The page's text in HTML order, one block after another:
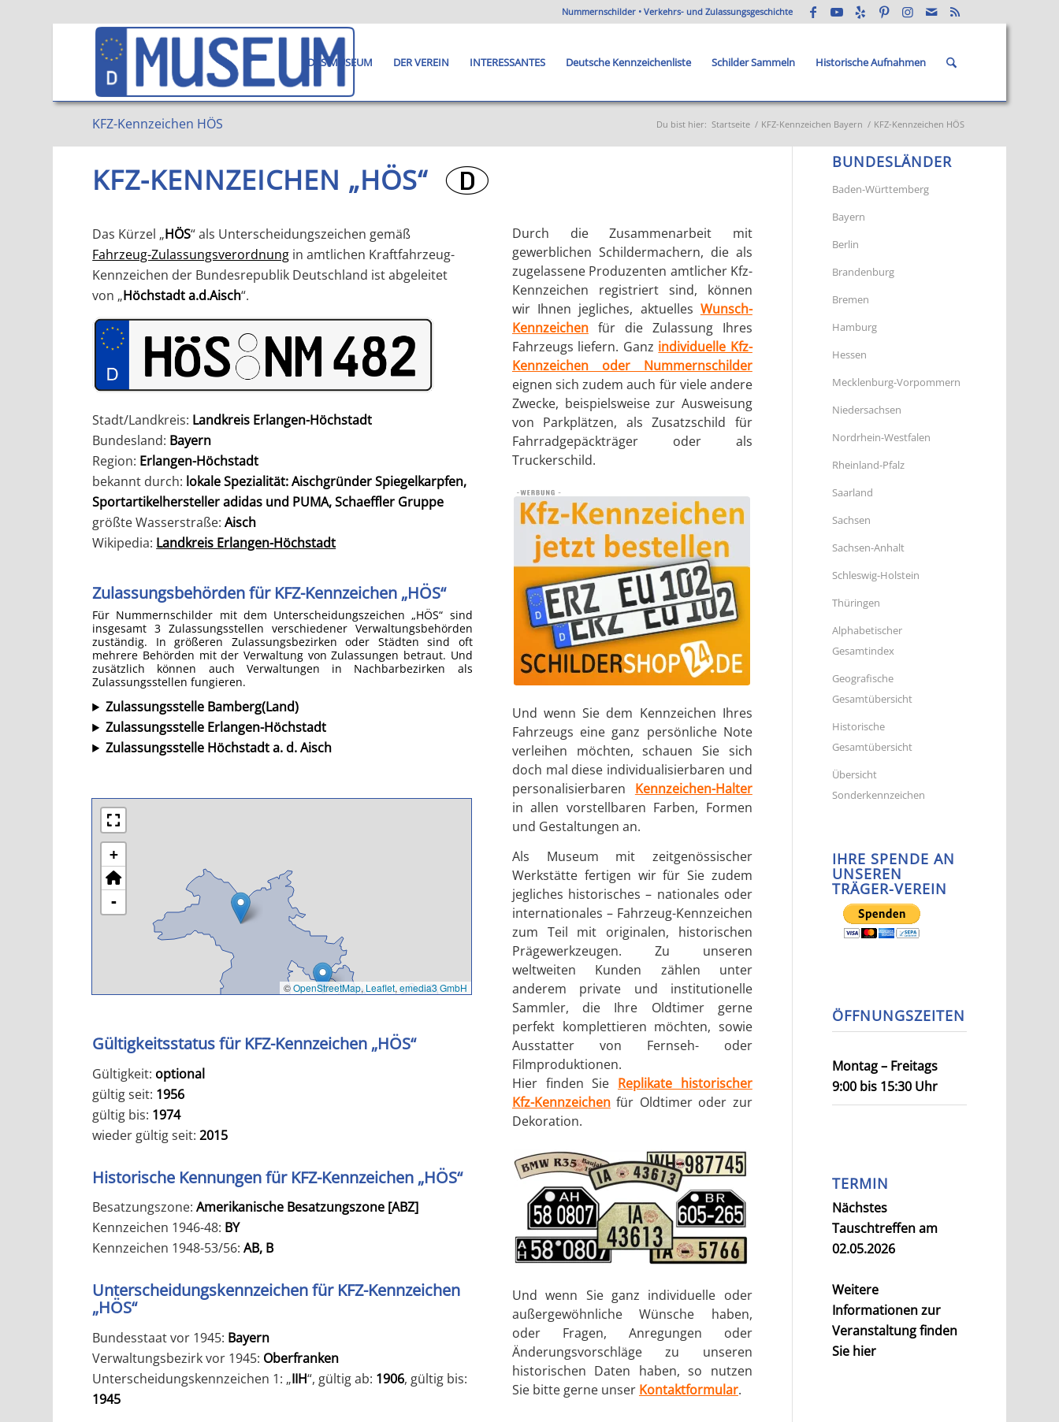
Nummernschilder • Verkehrs- und Zulassungsgeschichte
DAS MUSEUM DER VEREIN INTERESSANTES Deutsche Kennzeichenliste Schilder Sammeln Historische Aufnahmen
KFZ-Kennzeichen HÖS Du bist hier: Startseite / KFZ-Kennzeichen Bayern / KFZ-Kennzeichen HÖS
KFZ-KENNZEICHEN „HÖS“ ?
Das Kürzel „HÖS“ als Unterscheidungszeichen gemäß
Fahrzeug-Zulassungsverordnung in amtlichen Kraftfahrzeug-
Kennzeichen der Bundesrepublik Deutschland ist abgeleitet
von „Höchstadt a.d.Aisch“.
Stadt/Landkreis: Landkreis Erlangen-Höchstadt
Bundesland: Bayern
Region: Erlangen-Höchstadt
bekannt durch: lokale Spezialität: Aischgründer Spiegelkarpfen,
Sportartikelhersteller adidas und PUMA, Schaeffler Gruppe
größte Wasserstraße:Aisch
Wikipedia: Landkreis Erlangen-Höchstadt
Zulassungsbehörden für KFZ-Kennzeichen „HÖS“
Für Nummernschilder mit dem Unterscheidungszeichen „HÖS“ sind
insgesamt 3 Zulassungsstellen verschiedener Verwaltungsbehörden
zuständig. In größeren Zulassungsbezirken oder Städten sind oft
mehrere Behörden mit der Verwaltung von Zulassungen betraut. Und
zusätzlich können auch Verwaltungen in Nachbarbezirken als
Zulassungsstellen fungieren.
Zulassungsstelle Bamberg(Land)
Zulassungsstelle Erlangen-Höchstadt
Zulassungsstelle Höchstadt a. d. Aisch
+
-
©OpenStreetMap,Leaflet, emedia3 GmbH
Gültigkeitsstatus für KFZ-Kennzeichen „HÖS“
Gültigkeit: optional
gültig seit: 1956
gültig bis: 1974
wieder gültig seit:2015
Historische Kennungen für KFZ-Kennzeichen „HÖS“
Besatzungszone:Amerikanische Besatzungszone [ABZ]
Kennzeichen 1946-48: BY
Kennzeichen 1948-53/56:AB, B
Unterscheidungskennzeichen für KFZ-Kennzeichen
„HÖS“
Bundesstaat vor 1945: Bayern
Verwaltungsbezirk vor 1945: Oberfranken
Unterscheidungskennzeichen 1: „IIH“, gültig ab: 1906, gültig bis:
1945
Durch die Zusammenarbeit mit
gewerblichen Schildermachern, die als
zugelassene Produzenten amtlicher Kfz-
Kennzeichen registriert sind, können
wir Ihnen jegliches, aktuelles Wunsch-
Kennzeichenfür die Zulassung Ihres
Fahrzeugs liefern. Ganz individuelle Kfz-
Kennzeichen oder Nummernschilder
eignen sich zudem auch für viele andere
Zwecke, beispielsweise zur Ausweisung
von Parkplätzen, als Zusatzschild für
Fahrradgepäckträger oder als
Truckerschild.
Und wenn Sie dem Kennzeichen Ihres
Fahrzeugs eine ganz persönliche Note
verleihen möchten, schauen Sie sich
doch mal diese individualisierbaren und
personalisierbaren Kennzeichen-Halter
in allen vorstellbaren Farben, Formen
und Gestaltungen an.
Als Museum mit zeitgenössischer
Werkstätte fertigen wir für Sie zudem
jegliches historisches – nationales oder
internationales – Fahrzeug-Kennzeichen
zum Teil mit originalen, historischen
Prägewerkzeugen. Zu unseren
weltweiten Kunden zählen unter
anderem private und institutionelle
Sammler, die Ihre Oldtimer gerne
perfekt komplettieren möchten, sowie
Ausstatter von Fernseh- oder
Filmproduktionen.
Hier finden Sie Replikate historischer
Kfz-Kennzeichenfür Oldtimer oder zur
Dekoration.
Und wenn Sie ganz individuelle oder
außergewöhnliche Wünsche haben,
oder Fragen, Anregungen oder
Änderungsvorschläge zu unseren
historischen Daten haben, so nutzen
Sie bitte gerne unser Kontaktformular.
BUNDESLÄNDER
Baden-Württemberg
Bayern
Berlin
Brandenburg
Bremen
Hamburg
Hessen
Mecklenburg-Vorpommern
Niedersachsen
Nordrhein-Westfalen
Rheinland-Pfalz
Saarland
Sachsen
Sachsen-Anhalt
Schleswig-Holstein
Thüringen
Alphabetischer
Gesamtindex
Geografische
Gesamtübersicht
Historische
Gesamtübersicht
Übersicht
Sonderkennzeichen
IHRE SPENDE AN
UNSEREN
TRÄGER-VEREIN
ÖFFNUNGSZEITEN
Montag – Freitags
9:00 bis 15:30 Uhr
TERMIN
Nächstes
Tauschtreffen am
02.05.2026
Weitere
Informationen zur
Veranstaltung finden
Sie hier